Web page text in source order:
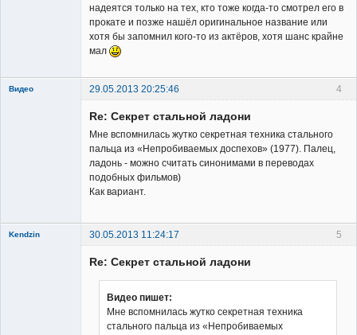
надеятся только на тех, кто тоже когда-то смотрел его в
прокате и позже нашёл оригинальное название или
хотя бы запомнил кого-то из актёров, хотя шанс крайне
мал
4
Видео 29.05.2013 20:25:46
Re: Секрет стальной ладони
Мне вспомнилась жутко секретная техника стального
пальца из «Непробиваемых доспехов» (1977). Палец,
ладонь - можно считать синонимами в переводах
подобных фильмов)
Как вариант.
5
Kendzin
30.05.2013 11:24:17
Re: Секрет стальной ладони
Видео пишет:
Мне вспомнилась жутко секретная техника
стального пальца из «Непробиваемых